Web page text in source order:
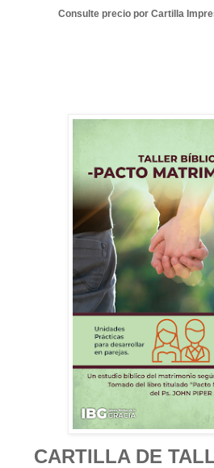
Consulte precio por Cartilla
CARTILLA DE